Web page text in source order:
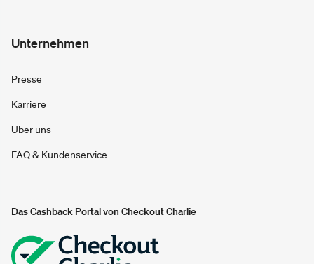
Unternehmen
Presse
Karriere
Über uns
FAQ & Kundenservice
Das Cashback Portal von Checkout Charlie